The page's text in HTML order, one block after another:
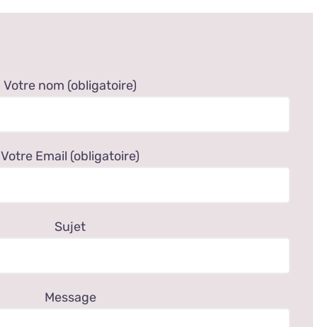
Votre nom (obligatoire)
Votre Email (obligatoire)
Sujet
Message